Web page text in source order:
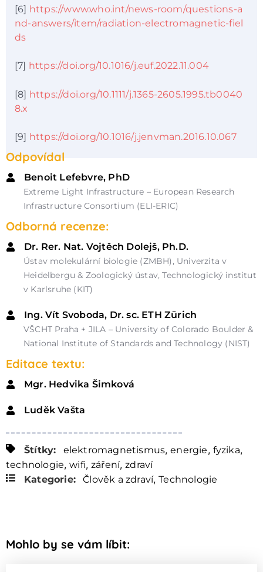
[6] https://www.who.int/news-room/questions-a
nd-answers/item/radiation-electromagnetic-fiel
ds
[7] https://doi.org/10.1016/j.euf.2022.11.004
[8] https://doi.org/10.1111/j.1365-2605.1995.tb0040
8.x
[9] https://doi.org/10.1016/j.jenvman.2016.10.067
Odpovídal
Benoit Lefebvre, PhD
Extreme Light Infrastructure – European Research
Infrastructure Consortium (ELI-ERIC)
Odborná recenze:
Dr. Rer. Nat. Vojtěch Dolejš, Ph.D.
Ústav molekulární biologie (ZMBH), Univerzita v
Heidelbergu & Zoologický ústav, Technologický institut
v Karlsruhe (KIT)
Ing. Vít Svoboda, Dr. sc. ETH Zürich
VŠCHT Praha + JILA – University of Colorado Boulder &
National Institute of Standards and Technology (NIST)
Editace textu:
Mgr. Hedvika Šimková
Luděk Vašta
Štítky: elektromagnetismus, energie, fyzika,
technologie, wifi, záření, zdraví
Kategorie:
Člověk a zdraví, Technologie
Mohlo by se vám líbit: